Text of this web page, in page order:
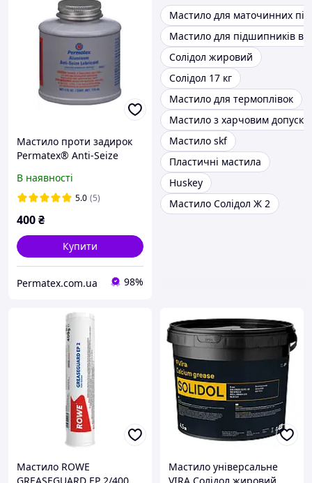
Мастило проти задирок
Permatex® Anti-Seize
В наявності
5.0 (5)
400₴
Купити
Permatex.com.ua 98%
Мастило для маточинних
Мастило для підшипників
Солідол жировий
Солідол 17 кг
Мастило для термоплівок
Мастило з харчовим
Мастило skf
Пластичні мастила
Huskey
Мастило Солідол Ж 2
Мастило ROWE
Мастило універсальне